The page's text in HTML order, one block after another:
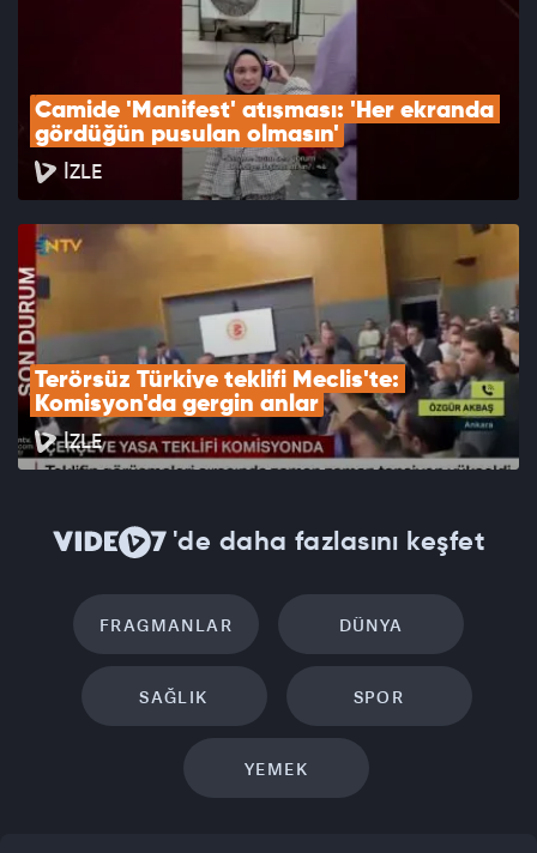
Camide 'Manifest' atışması: 'Her ekranda
gördüğün pusulan olmasın'
İZLE
Terörsüz Türkiye teklifi Meclis'te:
Komisyon'da gergin anlar
İZLE
'de daha fazlasını keşfet
FRAGMANLAR DÜNYA
SAĞLIK SPOR
YEMEK